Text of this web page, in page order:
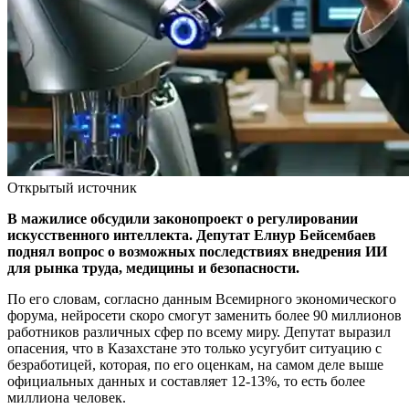
Открытый источник
В мажилисе обсудили законопроект о регулировании
искусственного интеллекта. Депутат Елнур Бейсембаев
поднял вопрос о возможных последствиях внедрения ИИ
для рынка труда, медицины и безопасности.
По его словам, согласно данным Всемирного экономического
форума, нейросети скоро смогут заменить более 90 миллионов
работников различных сфер по всему миру. Депутат выразил
опасения, что в Казахстане это только усугубит ситуацию с
безработицей, которая, по его оценкам, на самом деле выше
официальных данных и составляет 12-13%, то есть более
миллиона человек.